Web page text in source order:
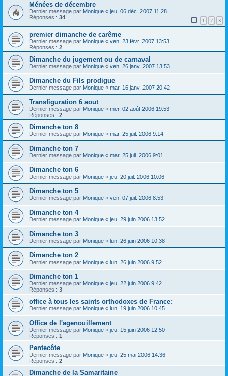
Ménées de décembre
Dernier message par Monique « jeu. 06 déc. 2007 11:28
Réponses : 34 1 2 3
premier dimanche de carême
Dernier message par Monique « ven. 23 févr. 2007 13:53
Réponses : 2
Dimanche du jugement ou de carnaval
Dernier message par Monique « ven. 26 janv. 2007 13:53
Dimanche du Fils prodigue
Dernier message par Monique « mar. 16 janv. 2007 20:42
Transfiguration 6 aout
Dernier message par Monique « mer. 02 août 2006 19:53
Réponses : 2
Dimanche ton 8
Dernier message par Monique « mar. 25 juil. 2006 9:14
Dimanche ton 7
Dernier message par Monique « mar. 25 juil. 2006 9:01
Dimanche ton 6
Dernier message par Monique « jeu. 20 juil. 2006 10:06
Dimanche ton 5
Dernier message par Monique « ven. 07 juil. 2006 8:53
Dimanche ton 4
Dernier message par Monique « jeu. 29 juin 2006 13:52
Dimanche ton 3
Dernier message par Monique « lun. 26 juin 2006 10:38
Dimanche ton 2
Dernier message par Monique « lun. 26 juin 2006 9:52
Dimanche ton 1
Dernier message par Monique « jeu. 22 juin 2006 9:42
Réponses : 3
office à tous les saints orthodoxes de France:
Dernier message par Monique « lun. 19 juin 2006 10:45
Office de l'agenouillement
Dernier message par Monique « jeu. 15 juin 2006 12:50
Réponses : 1
Pentecôte
Dernier message par Monique « jeu. 25 mai 2006 14:36
Réponses : 2
Dimanche de la Samaritaine